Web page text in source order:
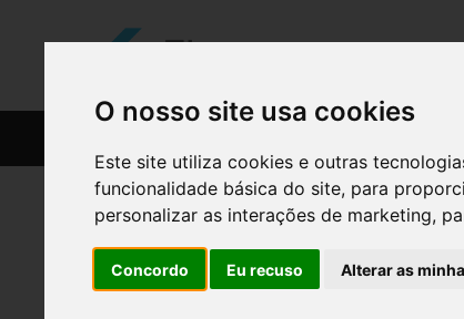
O nosso site usa cookies
Este site utiliza cookies e outras
funcionalidade básica do site, para
personalizar as interações de marketing,
Concordo Eu recuso Alterar as